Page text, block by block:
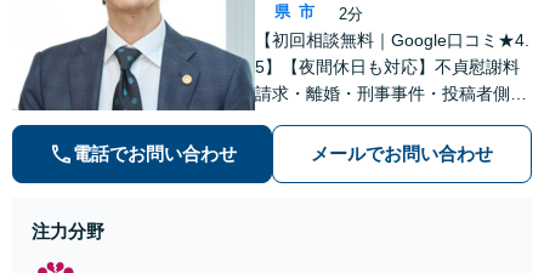
県 市
2分
【初回相談無料｜Google口コミ★4.
5】【夜間休日も対応】不貞慰謝料
請求・離婚・刑事事件・投稿者側発
数。オーダーメイドのサービスで問
題解決や事業の推進を強力にサポー
電話でお問い合わせ メールでお問い合わせ
注力分野